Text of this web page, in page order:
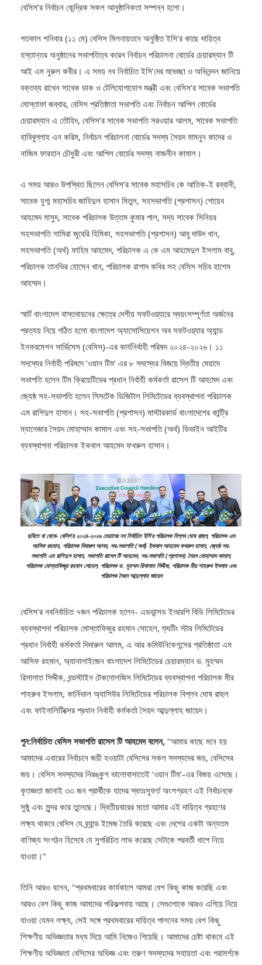
মন্ত্রণালয়ের বাণিজ্য সংগঠন অনুবিভাগের (ডিটিও) বেঁধে দেয়া সময়সীমার মধ্যে
গতকাল শনিবার (১১ মে) বেসিস মিলনায়তনে অনুষ্ঠিত ইসি’র কাছে দায়িত্ব
হস্তান্তর অনুষ্ঠানের সভাপতিত্ব করেন নির্বাচন পরিচালনা বোর্ডের চেয়ারম্যান টি
আই এম নুরুল কবীর। এ সময় নব নির্বাচিত ইসি’দের শুভেচ্ছা ও অভিনন্দন জানিয়ে
বক্তব্য রাখেন সাবেক ডাক ও টেলিযোগাযোগ মন্ত্রী এবং বেসিস’র সাবেক সভাপতি
মোস্তাফা জব্বার, বেসিস প্রতিষ্ঠাতা সভাপতি এবং নির্বাচন আপিল বোর্ডের
চেয়ারম্যান এ তৌহিদ, বেসিস’র সাবেক সভাপতি সরওয়ার আলম, সাবেক সভাপতি
হাবিবুল্লাহ এন করিম, নির্বাচন পরিচালনা বোর্ডের সদস্য সৈয়দ মামনুন কাদের ও
এ সময় আরও উপস্থিত ছিলেন বেসিস’র সাবেক মহাসচিব কে আতিক-ই রব্বানী,
সাবেক যুগ্ম মহাসচিব জাহিদুল হাসান মিতুল, সহসভাপতি (প্রশাসন) শোয়েব
আহমেদ মাসুদ, সাবেক পরিচালক উত্তম কুমার পাল, সদ্য সাবেক সিনিয়র
সহসভাপতি সামিরা জুবেরি হিমিকা, সহসভাপতি (প্রশাসন) আবু দাউদ খান,
সহসভাপতি (অর্থ) ফাহিম আহমেদ, পরিচালক এ কে এম আহমেদুল ইসলাম বাবু,
পরিচালক তানভির হোসেন খান, পরিচালক রাশাদ কবির সহ বেসিস সচিব হাশেম
স্মার্ট বাংলাদেশ বাস্তবায়নের ক্ষেত্রে দেশীয় সফটওয়্যারে স্বয়ংসম্পূর্ণতা অর্জনের
প্রত্যয় নিয়ে গঠিত হলো বাংলাদেশ অ্যাসোসিয়েশন অব সফটওয়্যার অ্যান্ড
ইনফরমেশন সার্ভিসেস (বেসিস)-এর কার্যনির্বাহী পরিষদ ২০২৪-২০২৬। ১১
সদস্যের নির্বাহী পরিষদে ‘ওয়ান টিম’ এর ৮ সদস্যের বিজয়ে দ্বিতীয় মেয়াদে
সভাপতি হলেন টিম ক্রিয়েটিভের প্রধান নির্বাহী কর্মকর্তা রাসেল টি আহমেদ এবং
জ্যেষ্ঠ সহ-সভাপতি হলেন সিসটেক ডিজিটাল লিমিটেডের ব্যবস্থাপনা পরিচালক
এম রাশিদুল হাসান। সহ-সভাপতি (প্রশাসন) মাস্টারকার্ড বাংলাদেশের কান্ট্রি
ম্যানেজার সৈয়দ মোহাম্মাদ কামাল এবং সহ-সভাপতি (অর্থ) ডিভাইন আইটির
ছবিতে বা থেকে- বেসিস’র ২০২৪-২০২৬ মেয়াদের নব নির্বাচিত ইসি’র পরিচালক বিপ্লব ঘোষ রাহুল, পরিচালক এম
আসিফ রহমান, পরিচালক দিদারুল আলম, সহ-সভাপতি (অর্থ) ইকবাল আহমেদ ফখরুল হাসান, জ্যেষ্ঠ সহ-
সভাপতি এম রাশিদুল হাসান, সভাপতি রাসেল টি আহমেদ, সহ-সভাপতি (প্রশাসন) সৈয়দ মোহাম্মাদ কামাল,
পরিচালক মোস্তাফিজুর রহমান সোহেল, পরিচালক ড. মুহম্মদ রিসালাত সিদ্দীক, পরিচালক মীর শাহরুখ ইসলাম এবং
বেসিস’র নবনির্বাচিত ৭জন পরিচালক হলেন- এডভান্সড ইআরপি বিডি লিমিটেডের
ব্যবস্থাপনা পরিচালক মোস্তাফিজুর রহমান সোহেল, শ্যুটিং স্টার লিমিটেডের
প্রধান নির্বাহী কর্মকর্তা দিদারুল আলম, এ আর কমিউনিকেশন্সের প্রতিষ্ঠাতা এম
আসিফ রহমান, অ্যানালাইজেন বাংলাদেশ লিমিটেডের চেয়ারম্যান ড. মুহম্মদ
রিসালাত সিদ্দীক, বন্ডস্টাইন টেকনোলজিস লিমিটেডের ব্যবস্থাপনা পরিচালক মীর
শাহরুখ ইসলাম, কার্নিভাল অ্যাসিউর লিমিটেডের পরিচালক বিপ্লব ঘোষ রাহুল
পুন:নির্বাচিত বেসিস সভাপতি রাসেল টি আহমেদ বলেন,‘‘আমার কাছে মনে হয়
আমাদের এবারের নির্বাচনে জয়ী হওয়াটা বেসিসের সকল সদস্যদের জয়, বেসিসের
জয়। বেসিস সদস্যদের নিরঙ্কুশ ভালোবাসাতেই ‘ওয়ান টিম’-এর বিজয় এসেছে।
কৃতজ্ঞতা জানাই ৩৩ জন প্রার্থীকে যাদের স্বতঃস্ফূর্ত অংশগ্রহণ এই নির্বাচনকে
সুষ্ঠু এবং সুন্দর করে তুলেছে। দ্বিতীয়বারের মতো আমার এই দায়িত্ব গ্রহণের
লক্ষ্য থাকবে বেসিস যে ব্র্যান্ড ইমেজ তৈরি করেছে এবং দেশের একটা অন্যতম
বাণিজ্য সংগঠন হিসেবে যে সুপরিচিত লাভ করেছে সেটাকে পরবর্তী ধাপে নিয়ে
তিনি আরও বলেন, ‘‘প্রথমবারের কার্যকালে আমরা বেশ কিছু কাজ করেছি এবং
আরও বেশ কিছু কাজ আমাদের পরিকল্পনায় আছে। সেগুলোকে আরও এগিয়ে নিয়ে
যাওয়া যেমন লক্ষ্য, সেই সঙ্গে প্রথমবারের দায়িত্ব পালনের সময় বেশ কিছু
শিক্ষণীয় অভিজ্ঞতার মধ্য দিয়ে আমি নিজেও গিয়েছি। আমাদের চেষ্টা থাকবে এই